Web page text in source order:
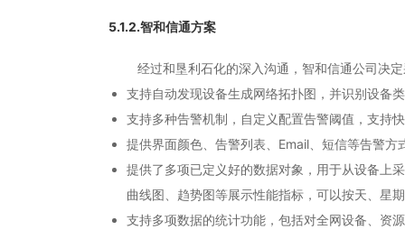
5.1.2.智和信通方案
经过和垦利石化的深入沟通，智和信通公司决定
支持自动发现设备生成网络拓扑图，并识别设备
支持多种告警机制，自定义配置告警阈值，支持
提供界面颜色、告警列表、Email、短信等告警方
提供了多项已定义好的数据对象，用于从设备上
曲线图、趋势图等展示性能指标，可以按天、星
支持多项数据的统计功能，包括对全网设备、资